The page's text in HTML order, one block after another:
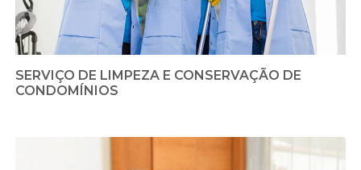
SERVIÇO DE LIMPEZA E CONSERVAÇÃO DE
CONDOMÍNIOS